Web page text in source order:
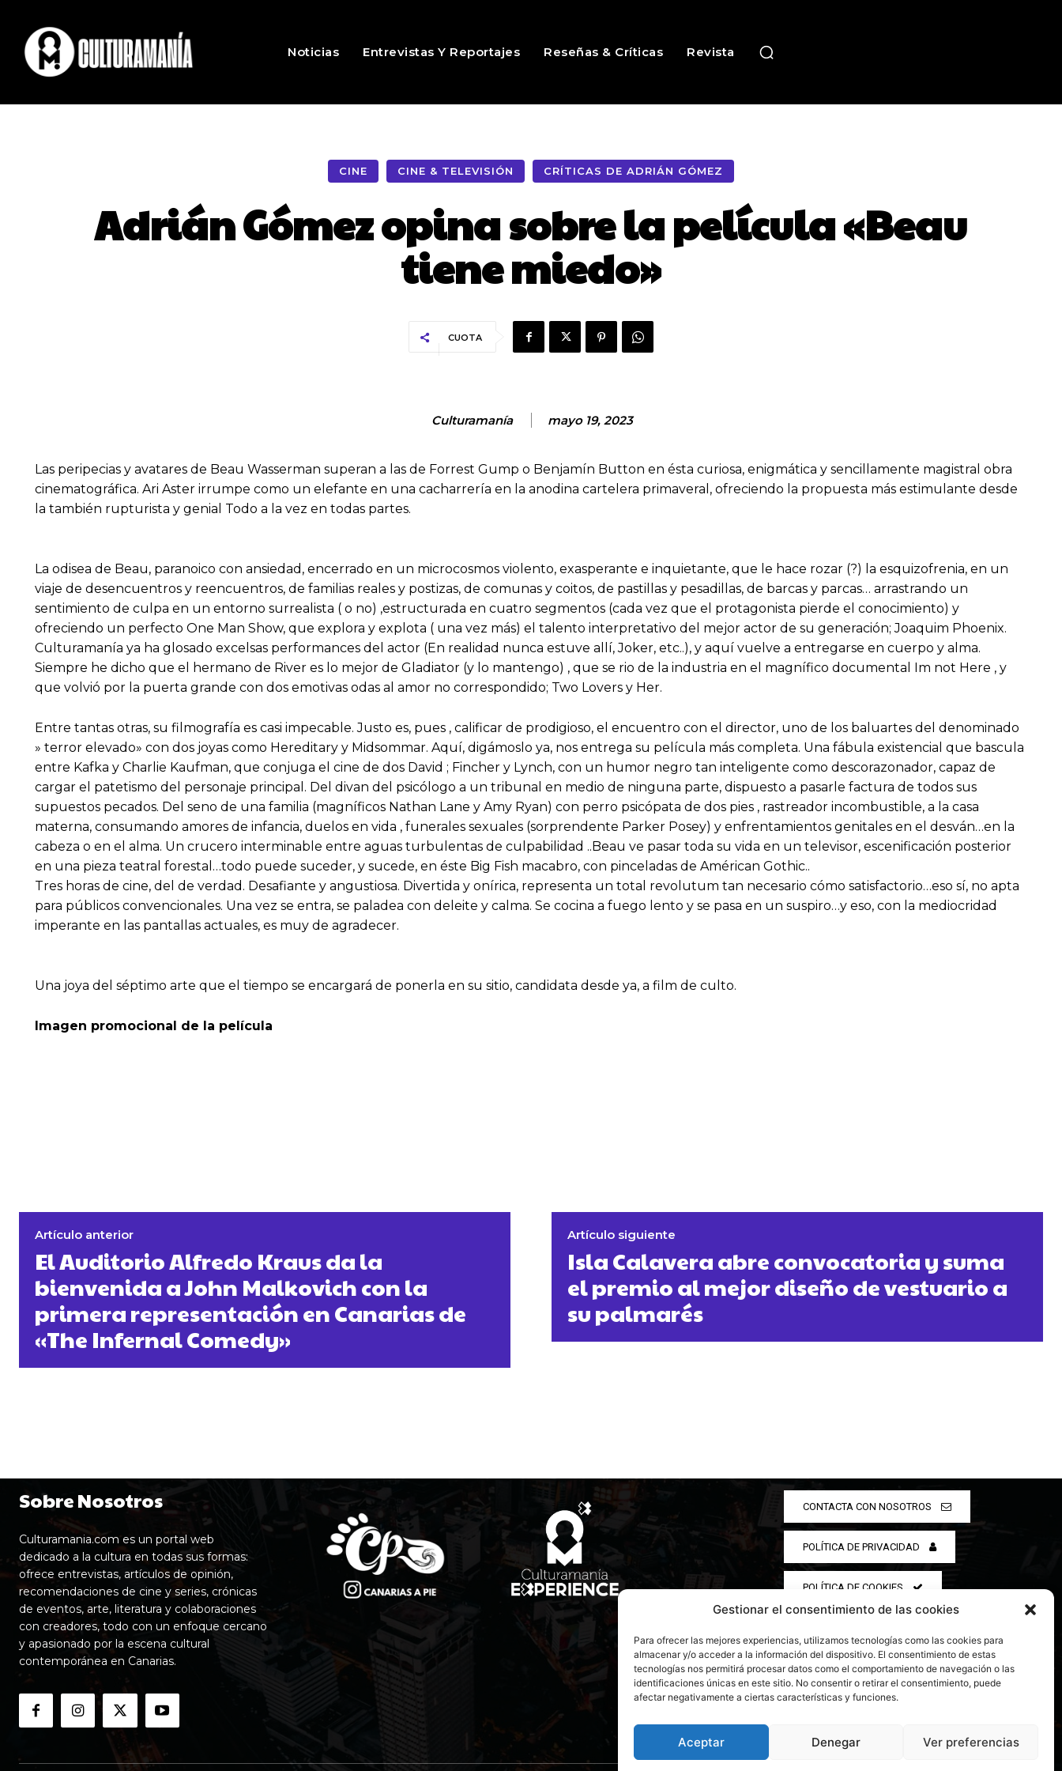
Gestionar el consentimiento de las cookies
Para ofrecer las mejores experiencias, utilizamos tecnologías como las cookies para
almacenar y/o acceder a la información del dispositivo. El consentimiento de estas
tecnologías nos permitirá procesar datos como el comportamiento de navegación o las
identificaciones únicas en este sitio. No consentir o retirar el consentimiento, puede
afectar negativamente a ciertas características y funciones.
Aceptar Denegar Ver preferencias
Noticias Entrevistas Y Reportajes Reseñas & Críticas Revista
CINE CINE & TELEVISIÓN CRÍTICAS DE ADRIÁN GÓMEZ
Adrián Gómez opina sobre la película «Beau
tiene miedo»
CUOTA
Culturamanía mayo 19, 2023
Las peripecias y avatares de Beau Wasserman superan a las de Forrest Gump o Benjamín Button en ésta curiosa, enigmática y sencillamente magistral obra
cinematográfica. Ari Aster irrumpe como un elefante en una cacharrería en la anodina cartelera primaveral, ofreciendo la propuesta más estimulante desde
la también rupturista y genial Todo a la vez en todas partes.
La odisea de Beau, paranoico con ansiedad, encerrado en un microcosmos violento, exasperante e inquietante, que le hace rozar (?) la esquizofrenia, en un
viaje de desencuentros y reencuentros, de familias reales y postizas, de comunas y coitos, de pastillas y pesadillas, de barcas y parcas… arrastrando un
sentimiento de culpa en un entorno surrealista ( o no) ,estructurada en cuatro segmentos (cada vez que el protagonista pierde el conocimiento) y
ofreciendo un perfecto One Man Show, que explora y explota ( una vez más) el talento interpretativo del mejor actor de su generación; Joaquim Phoenix.
Culturamanía ya ha glosado excelsas performances del actor (En realidad nunca estuve allí, Joker, etc..), y aquí vuelve a entregarse en cuerpo y alma.
Siempre he dicho que el hermano de River es lo mejor de Gladiator (y lo mantengo) , que se rio de la industria en el magnífico documental Im not Here , y
que volvió por la puerta grande con dos emotivas odas al amor no correspondido; Two Lovers y Her.
Entre tantas otras, su filmografía es casi impecable. Justo es, pues , calificar de prodigioso, el encuentro con el director, uno de los baluartes del denominado
» terror elevado» con dos joyas como Hereditary y Midsommar. Aquí, digámoslo ya, nos entrega su película más completa. Una fábula existencial que bascula
entre Kafka y Charlie Kaufman, que conjuga el cine de dos David ; Fincher y Lynch, con un humor negro tan inteligente como descorazonador, capaz de
cargar el patetismo del personaje principal. Del divan del psicólogo a un tribunal en medio de ninguna parte, dispuesto a pasarle factura de todos sus
supuestos pecados. Del seno de una familia (magníficos Nathan Lane y Amy Ryan) con perro psicópata de dos pies , rastreador incombustible, a la casa
materna, consumando amores de infancia, duelos en vida , funerales sexuales (sorprendente Parker Posey) y enfrentamientos genitales en el desván…en la
cabeza o en el alma. Un crucero interminable entre aguas turbulentas de culpabilidad ..Beau ve pasar toda su vida en un televisor, escenificación posterior
en una pieza teatral forestal…todo puede suceder, y sucede, en éste Big Fish macabro, con pinceladas de Américan Gothic..
Tres horas de cine, del de verdad. Desafiante y angustiosa. Divertida y onírica, representa un total revolutum tan necesario cómo satisfactorio…eso sí, no apta
para públicos convencionales. Una vez se entra, se paladea con deleite y calma. Se cocina a fuego lento y se pasa en un suspiro…y eso, con la mediocridad
imperante en las pantallas actuales, es muy de agradecer.
Una joya del séptimo arte que el tiempo se encargará de ponerla en su sitio, candidata desde ya, a film de culto.
Imagen promocional de la película
Artículo anterior
El Auditorio Alfredo Kraus da la
bienvenida a John Malkovich con la
primera representación en Canarias de
«The Infernal Comedy»
Artículo siguiente
Isla Calavera abre convocatoria y suma
el premio al mejor diseño de vestuario a
su palmarés
Sobre Nosotros
Culturamania.com es un portal web
dedicado a la cultura en todas sus formas:
ofrece entrevistas, artículos de opinión,
recomendaciones de cine y series, crónicas
de eventos, arte, literatura y colaboraciones
con creadores, todo con un enfoque cercano
y apasionado por la escena cultural
contemporánea en Canarias.
CONTACTA CON NOSOTROS
POLÍTICA DE PRIVACIDAD
POLÍTICA DE COOKIES